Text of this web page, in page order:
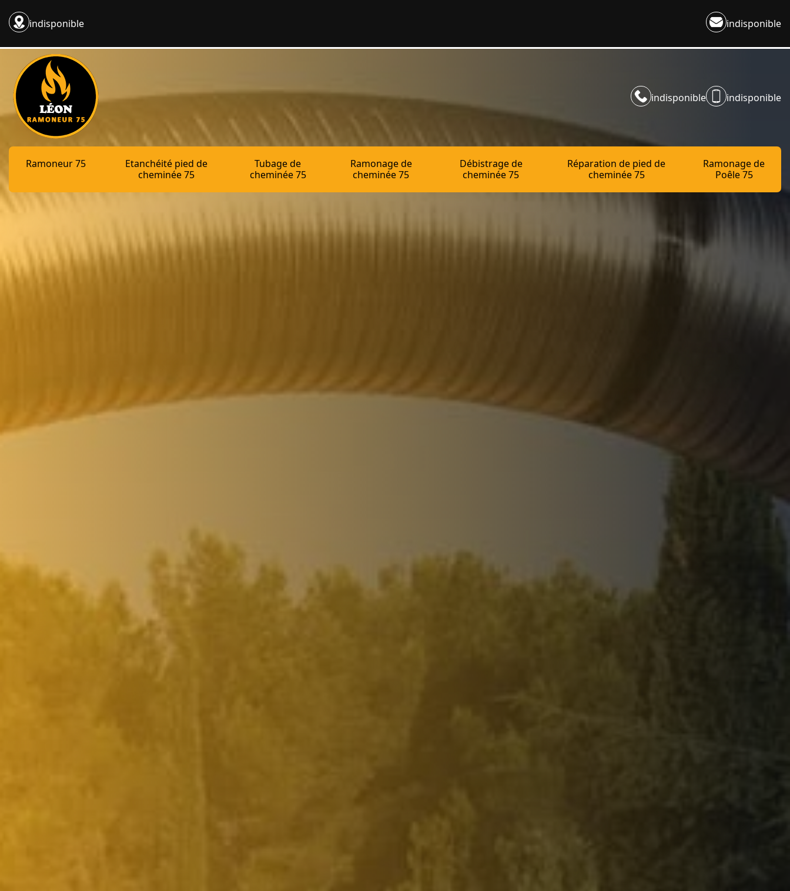
indisponible indisponible
indisponible indisponible
Ramoneur 75
Etanchéité pied de
cheminée 75
Tubage de
cheminée 75
Ramonage de
cheminée 75
Débistrage de
cheminée 75
Réparation de pied de
cheminée 75
Ramonage de
Poêle 75